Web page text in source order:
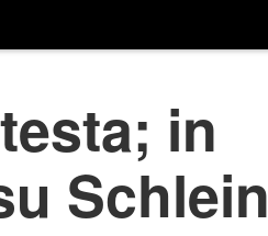
in
Schlein